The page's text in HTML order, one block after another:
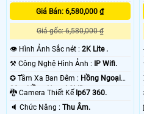
Giá Bán: 6,580,000 ₫
Giá gốc: 6,580,000 ₫
👁 Hình Ảnh Sắc nét : 2K Lite .
⚒ Công Nghệ Hình Ảnh :
IP Wifi.
✪ Tầm Xa Ban Đêm : Hồng Ngoại
30m Hồng Ngoại SMD.
🐉️ Camera Thiết Kế Ip67 360.
️🔈 Chức Năng : Thu Âm.